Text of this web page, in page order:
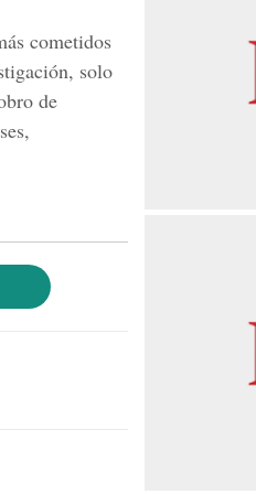
cometidos
solo
de